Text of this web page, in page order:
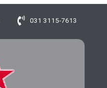
031 3115-7613